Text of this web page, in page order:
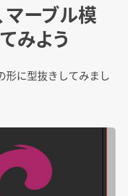
マーブル模
みよう
形に型抜きしてみまし